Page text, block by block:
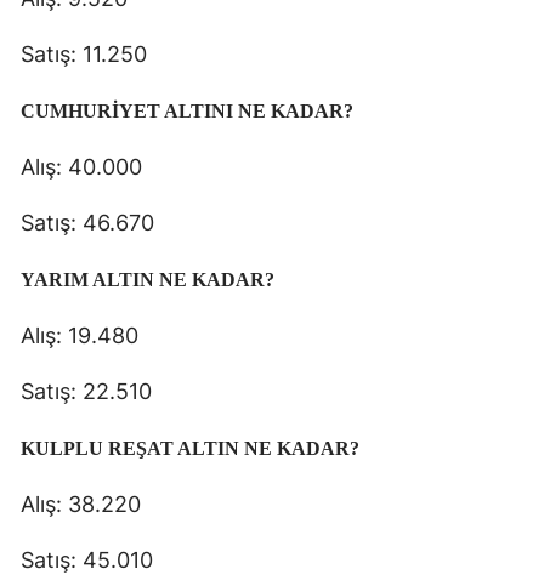
Satış: 11.250
CUMHURİYET ALTINI NE KADAR?
Alış: 40.000
Satış: 46.670
YARIM ALTIN NE KADAR?
Alış: 19.480
Satış: 22.510
KULPLU REŞAT ALTIN NE KADAR?
Alış: 38.220
Satış: 45.010